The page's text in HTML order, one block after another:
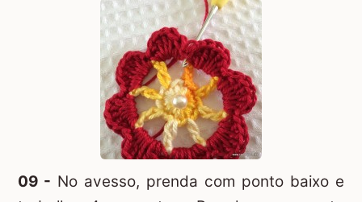
09 - No avesso, prenda com ponto baixo e